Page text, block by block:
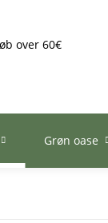
over 60€
Grøn oase